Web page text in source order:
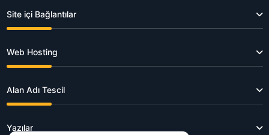
Site içi Bağlantılar
Web Hosting
Alan Adı Tescil
Yazılar